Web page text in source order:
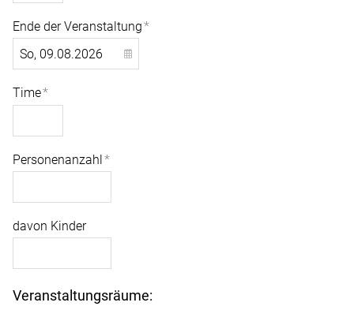
Ende der Veranstaltung*
Time*
Personenanzahl*
davon Kinder
Veranstaltungsräume: